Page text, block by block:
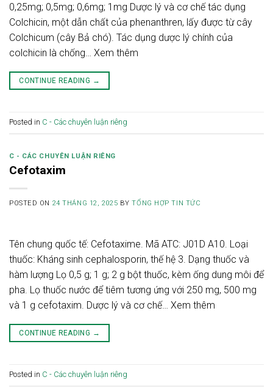
0,25mg; 0,5mg; 0,6mg; 1mg Dược lý và cơ chế tác dụng
Colchicin, một dẫn chất của phenanthren, lấy được từ cây
Colchicum (cây Bả chó). Tác dụng dược lý chính của
colchicin là chống… Xem thêm
CONTINUE READING →
Posted in C - Các chuyên luận riêng
C - CÁC CHUYÊN LUẬN RIÊNG
Cefotaxim
POSTED ON 24 THÁNG 12, 2025 BYTỔNG HỢP TIN TỨC
Tên chung quốc tế: Cefotaxime. Mã ATC: J01D A10. Loại
thuốc: Kháng sinh cephalosporin, thế hệ 3. Dạng thuốc và
hàm lượng Lọ 0,5 g; 1 g; 2 g bột thuốc, kèm ống dung môi để
pha. Lọ thuốc nước để tiêm tương ứng với 250 mg, 500 mg
và 1 g cefotaxim. Dược lý và cơ chế… Xem thêm
CONTINUE READING →
Posted in C - Các chuyên luận riêng